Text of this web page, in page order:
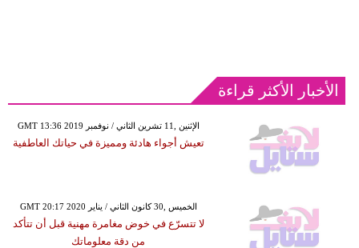
الأخبار الأكثر قراءة
GMT 13:36 2019 الإثنين ,11 تشرين الثاني / نوفمبر
تعيش أجواء هادئة ومميزة في حياتك العاطفية
GMT 20:17 2020 الخميس ,30 كانون الثاني / يناير
لا تتسرّع في خوض مغامرة مهنية قبل أن تتأكد
من دقة معلوماتك